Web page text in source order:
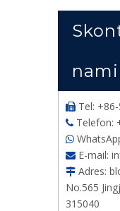
nami
 Tel:
 Telefon:

 E-mail:
 Adres:
No.565
315040